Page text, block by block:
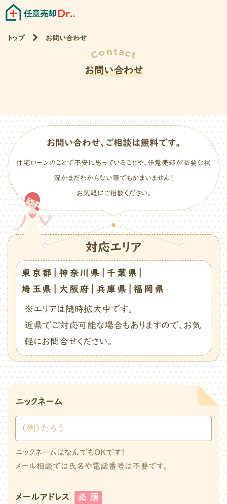
トップ お問い合わせ
お問い合わせ
お問い合わせ、ご相談は無料です。
住宅ローンのことで不安に思っていることや、 任意売却が必要な状
況かまだわからない等でもかまいません！
お気軽にご相談ください。
対応エリア
東京都｜神奈川県｜千葉県｜
埼玉県｜大阪府｜兵庫県｜福岡県
※エリアは随時拡大中です。
近県でご対応可能な場合もありますので、お気
軽にお問合せください。
ニックネーム
ニックネームはなんでもOKです！
メール相談では氏名や電話番号は不要です。
メールアドレス 必 須